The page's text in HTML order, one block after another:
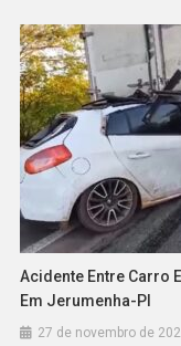
Acidente Entre Carro
Em Jerumenha-PI
27 de novembro de